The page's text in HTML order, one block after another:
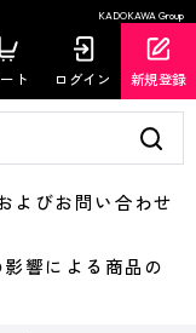
KADOKAWA Group
ト ログイン 新規登録
びお問い合わせ
響による商品の